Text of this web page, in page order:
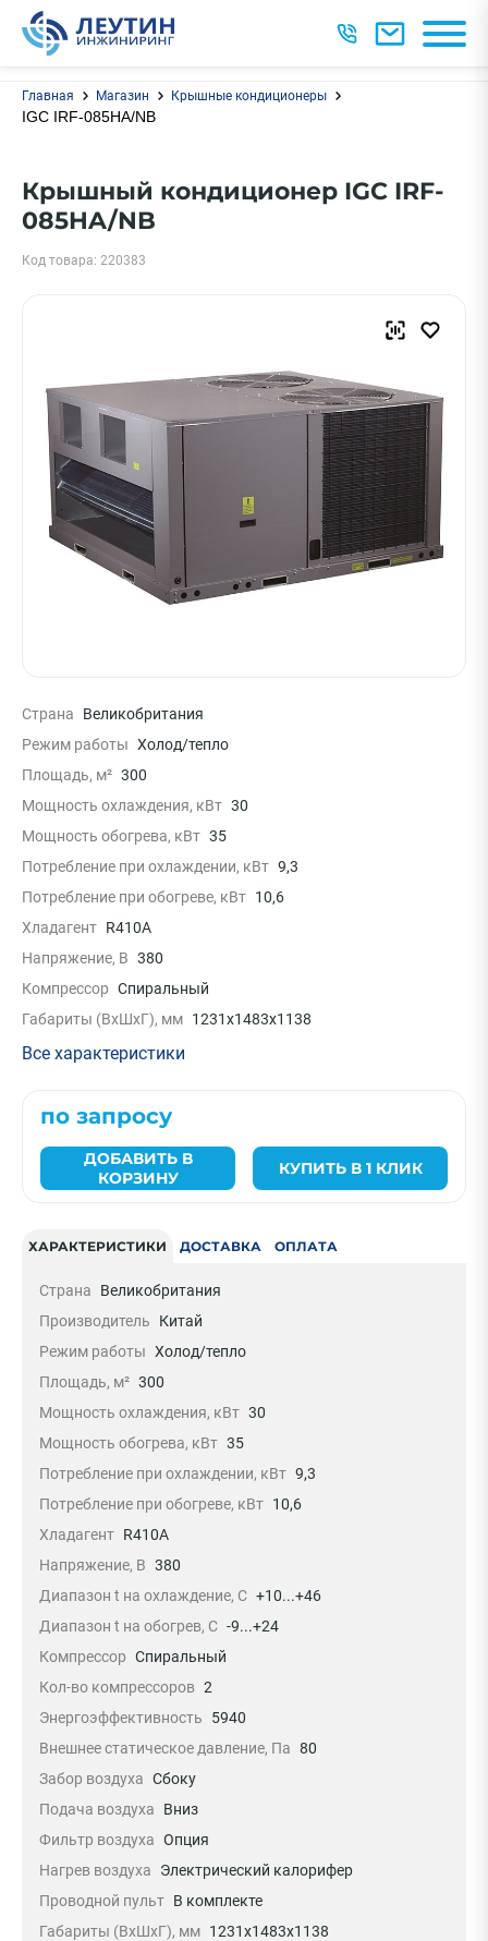
Главная Магазин Крышные кондиционеры
IGC IRF-085HA/NB
Крышный кондиционер IGC IRF-
085HA/NB
Код товара: 220383
Страна
Великобритания
Режим работы Холод/тепло
Площадь, м² 300
Мощность охлаждения, кВт 30
Мощность обогрева, кВт 35
Потребление при охлаждении, кВт 9,3
Потребление при обогреве, кВт 10,6
Хладагент R410A
Напряжение, В 380
Компрессор Спиральный
Габариты (ВхШхГ), мм 1231х1483х1138
Все характеристики
по запросу
ДОБАВИТЬ В
КОРЗИНУ
КУПИТЬ В 1 КЛИК
ХАРАКТЕРИСТИКИ ДОСТАВКА ОПЛАТА
Страна
Великобритания
Производитель
Китай
Режим работы Холод/тепло
Площадь, м² 300
Мощность охлаждения, кВт 30
Мощность обогрева, кВт 35
Потребление при охлаждении, кВт 9,3
Потребление при обогреве, кВт 10,6
Хладагент R410A
Напряжение, В 380
Диапазон t на охлаждение, С +10...+46
Диапазон t на обогрев, С -9...+24
Компрессор Спиральный
Кол-во компрессоров 2
Энергоэффективность
5940
Внешнее статическое давление, Па 80
Забор воздуха Сбоку
Подача воздуха
Вниз
Фильтр воздуха Опция
Нагрев воздуха
Электрический калорифер
Проводной пульт В комплекте
Габариты (ВхШхГ), мм 1231х1483х1138